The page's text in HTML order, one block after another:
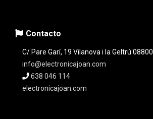
Contacto
C/ Pare Garí, 19 Vilanova i la Geltrú 08800
info@electronicajoan.com
638 046 114
electronicajoan.com